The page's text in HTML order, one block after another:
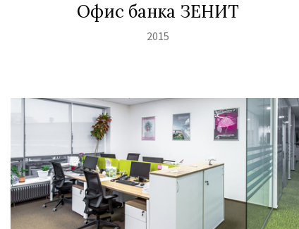
Офис банка ЗЕНИТ
2015